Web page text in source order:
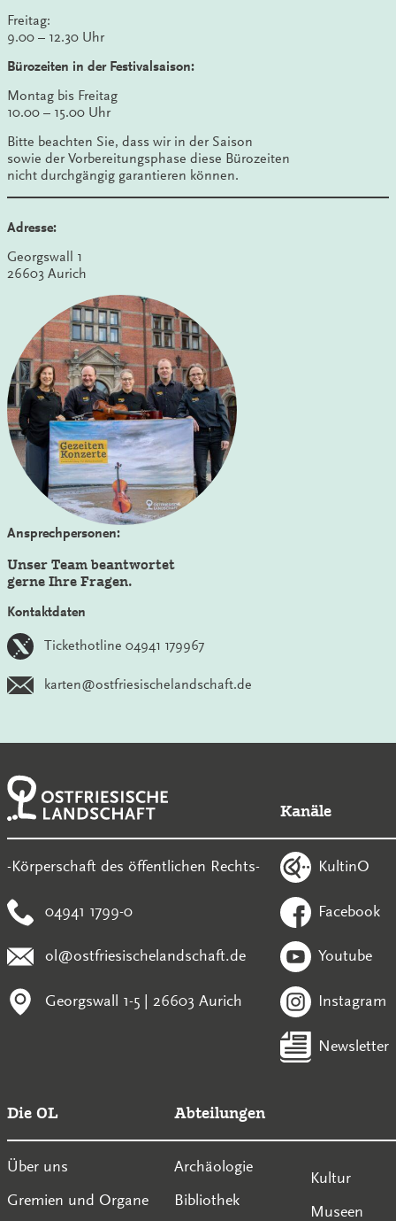
Freitag:
9.00 – 12.30 Uhr
Bürozeiten in der Festivalsaison:
Montag bis Freitag
10.00 – 15.00 Uhr
Bitte beachten Sie, dass wir in der Saison
sowie der Vorbereitungsphase diese Bürozeiten
nicht durchgängig garantieren können.
Adresse:
Georgswall 1
26603 Aurich
Ansprechpersonen:
Unser Team beantwortet
gerne Ihre Fragen.
Kontaktdaten
Tickethotline 04941 179967
karten@ostfriesischelandschaft.de
-Körperschaft des öffentlichen Rechts-
04941 1799-0
ol@ostfriesischelandschaft.de
Georgswall 1-5 | 26603 Aurich
Kanäle
KultinO
Facebook
Youtube
Instagram
Newsletter
Die OL
Über uns
Gremien und Organe
Abteilungen
Archäologie
Bibliothek
Kultur
Museen